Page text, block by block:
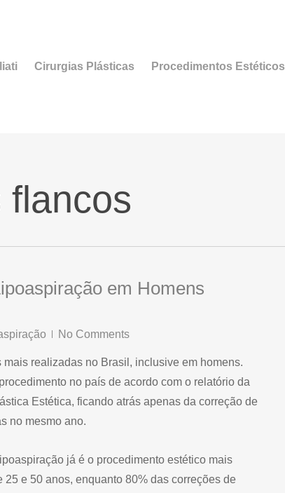
Cirurgias Plásticas Procedimentos Estéticos
flancos
em Homens
No Comments
realizadas no Brasil, inclusive em homens.
no país de acordo com o relatório da
Estética, ficando atrás apenas da correção de
no mesmo ano.
já é o procedimento estético mais
e 50 anos, enquanto 80% das correções de